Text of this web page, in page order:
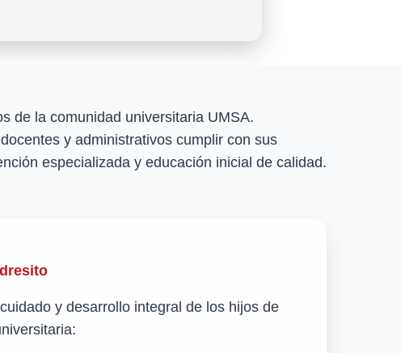
de la comunidad universitaria UMSA.
y administrativos cumplir con sus
especializada y educación inicial de calidad.
y desarrollo integral de los hijos de